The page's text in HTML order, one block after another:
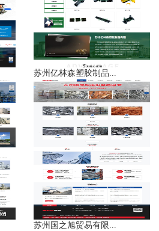
苏州亿林森塑胶制品...
苏州国之旭贸易有限...